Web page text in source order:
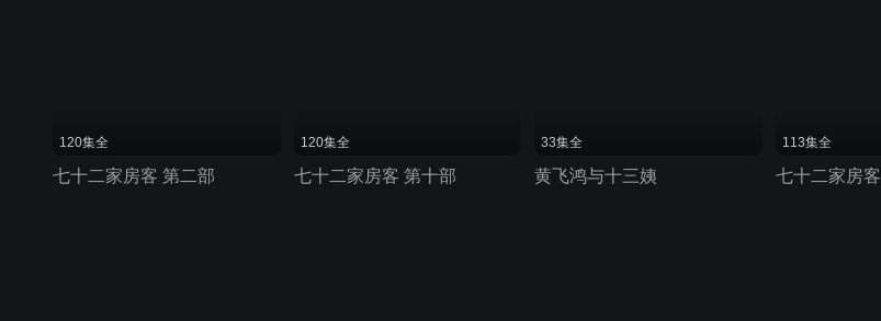
120集全
七十二家房客 第二部
120集全
七十二家房客 第十部
33集全
黄飞鸿与十三姨
113集全
七十二家房